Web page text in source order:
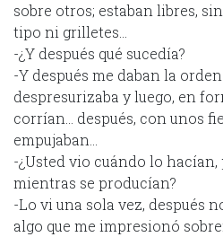
sobre otros; estaban libres,
tipo ni grilletes…
-¿Y después qué sucedía?
-Y después me daban la
despresurizaba y luego, en
corrían… después, con unos
empujaban…
-¿Usted vio cuándo lo
mientras se producían?
-Lo vi una sola vez, después
algo que me impresionó